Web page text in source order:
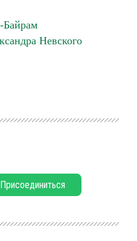
Байрам
Невского
Присоединиться